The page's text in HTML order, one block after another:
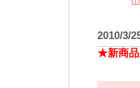
2010/3/
★新商品